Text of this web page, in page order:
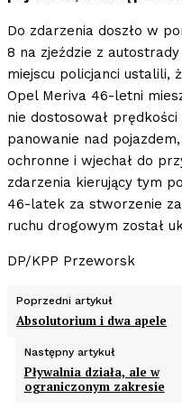
Do zdarzenia doszło w
8 na zjeździe z
miejscu policjanci ustalili,
Opel Meriva 46-letni
nie dostosował
panowanie nad
ochronne i wjechał do
zdarzenia kierujący tym
46-latek za stworzenie
ruchu drogowym został
DP/KPP Przeworsk
Poprzedni artykuł
Absolutorium i dwa apele
Następny artykuł
Pływalnia działa, ale w
ograniczonym zakresie